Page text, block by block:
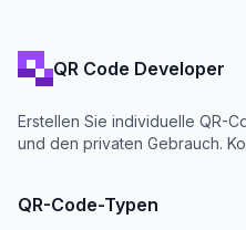
QR Code Developer
Erstellen Sie individuelle QR-
und den privaten Gebrauch.
QR-Code-Typen